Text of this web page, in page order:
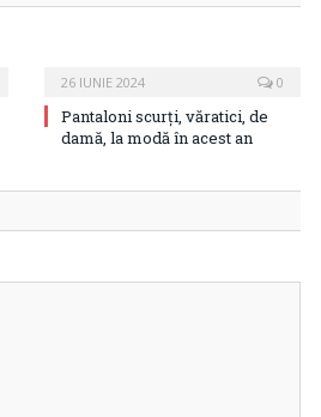
26 IUNIE 2024 0
Pantaloni scurți, văratici, de
damă, la modă în acest an